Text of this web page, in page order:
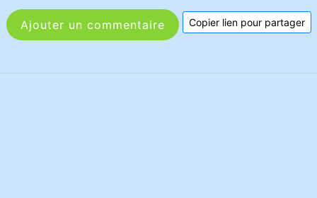
Ajouter un commentaire Copier lien pour partager